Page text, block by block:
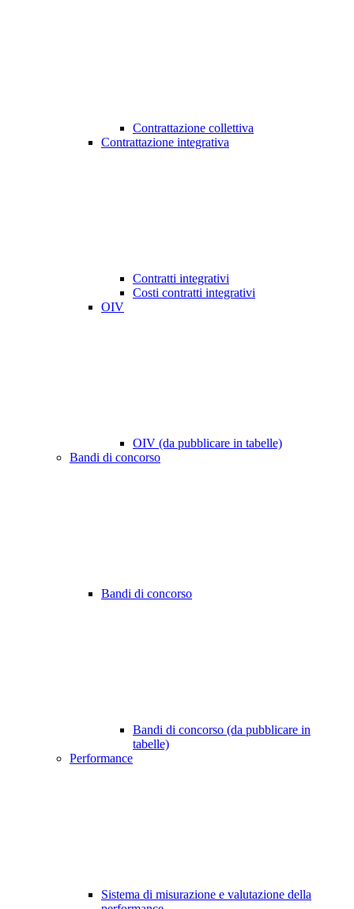
Contrattazione collettiva
Contrattazione integrativa
Contratti integrativi
Costi contratti integrativi
OIV
OIV (da pubblicare in tabelle)
Bandi di concorso
Bandi di concorso
Bandi di concorso (da pubblicare in
tabelle)
Performance
Sistema di misurazione e valutazione della